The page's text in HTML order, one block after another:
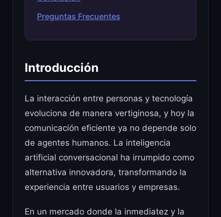
Preguntas Frecuentes
Introducción
La interacción entre personas y tecnología
evoluciona de manera vertiginosa, y hoy la
comunicación eficiente ya no depende solo
de agentes humanos. La inteligencia
artificial conversacional ha irrumpido como
alternativa innovadora, transformando la
experiencia entre usuarios y empresas.
En un mercado donde la inmediatez y la